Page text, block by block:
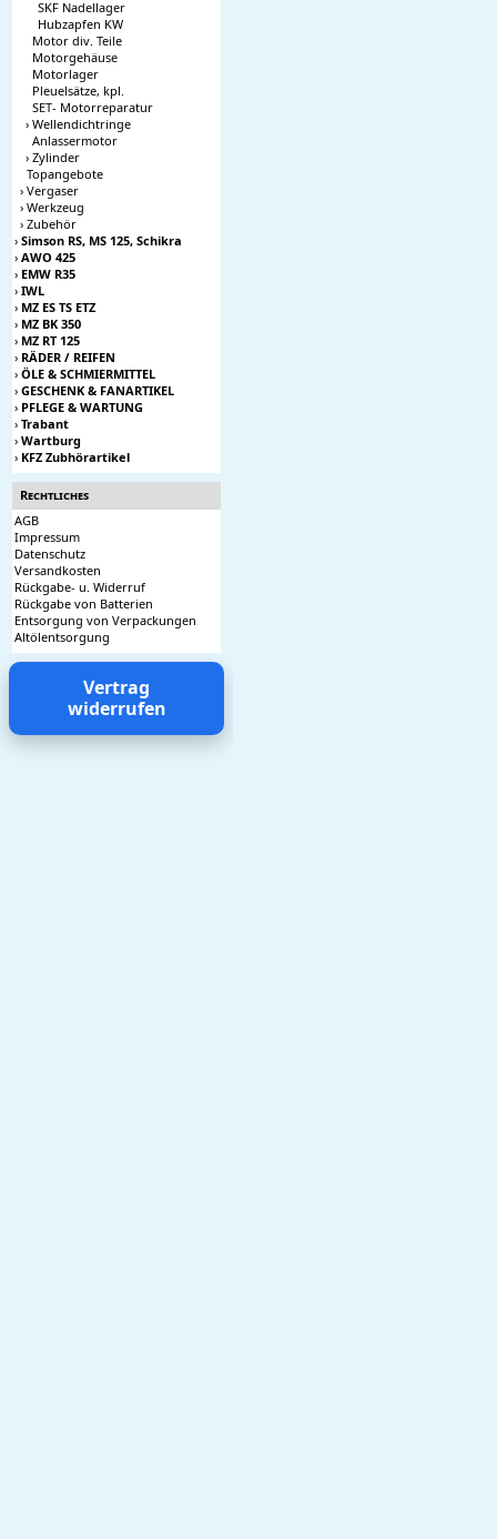
SKF Nadellager
Hubzapfen KW
Motor div. Teile
Motorgehäuse
Motorlager
Pleuelsätze, kpl.
SET- Motorreparatur
› Wellendichtringe
Anlassermotor
› Zylinder
Topangebote
› Vergaser
› Werkzeug
› Zubehör
› Simson RS, MS 125, Schikra
› AWO 425
› EMW R35
› IWL
› MZ ES TS ETZ
› MZ BK 350
› MZ RT 125
› RÄDER / REIFEN
› ÖLE & SCHMIERMITTEL
› GESCHENK & FANARTIKEL
› PFLEGE & WARTUNG
› Trabant
› Wartburg
› KFZ Zubhörartikel
Rechtliches
AGB
Impressum
Datenschutz
Versandkosten
Rückgabe- u. Widerruf
Rückgabe von Batterien
Entsorgung von Verpackungen
Altölentsorgung
Vertrag
widerrufen